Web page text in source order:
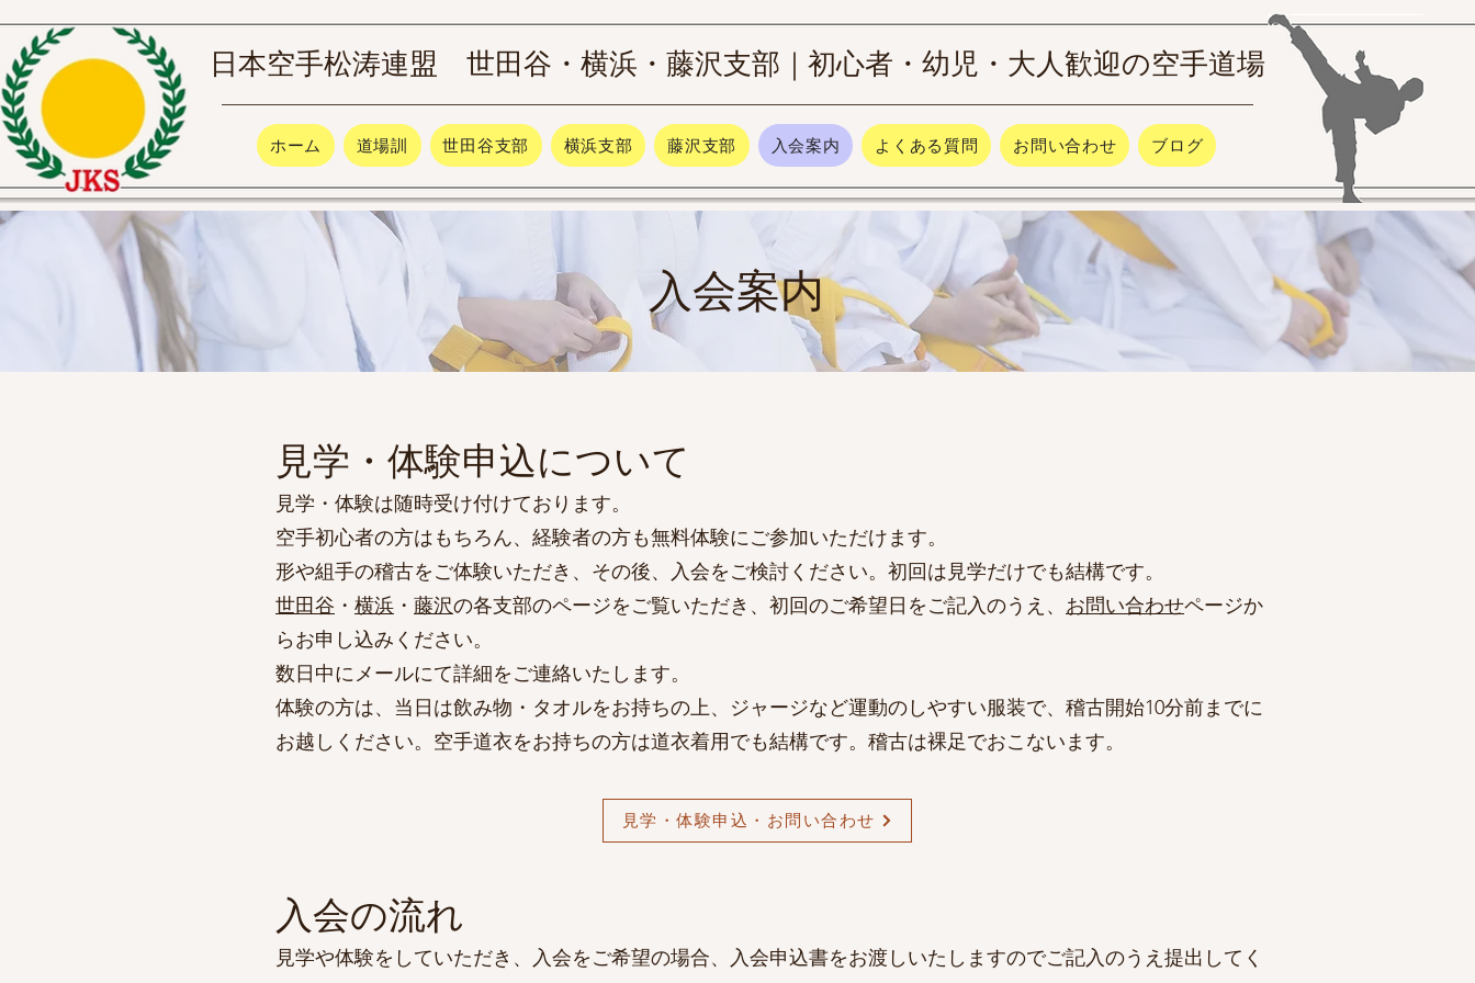
日本空手松涛連盟 世田谷・横浜・藤沢支部｜初心者・幼児・大人歓迎の空手道場
ホーム 道場訓 世田谷支部 横浜支部 藤沢支部 入会案内 よくある質問 お問い合わせ ブログ
入会案内
​見学・体験申込について
​見学・体験は随時受け付けております。
空手初心者の方はもちろん、 経験者の方も無料体験にご参加いただけます。
形や組手の稽古をご体験いただき、その後、入会をご検討ください。 初回は見学だけでも結構です。
世田谷 ・ 横浜 ・ 藤沢の各支部のページをご覧いただき、初回のご希望日 をご記入のうえ、​ お問い合わせページか
らお申し込みください。
数日中にメールにて詳細をご連絡いたします。
体験の方は、当日は飲み物・タオルをお持ちの上、ジャージなど運動のしやすい服装で​、稽古開始10分前までに
お越しください。 空手道衣をお持ちの方は道衣着用でも結構です。稽古は裸足でおこないます。
見学・体験申込・お問い合わせ
​入会の流れ
見学や体験をしていただき、入会をご希望の場合、入会申込書をお渡しいたしますのでご記入のうえ提出してく